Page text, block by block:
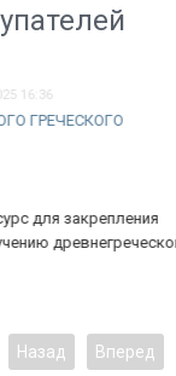
ПСАЛМАМИ.
книгу псалтирь
эти понятия.
Назад Вперед